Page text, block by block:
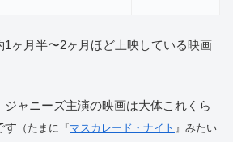
1ヶ月半〜2ヶ月ほど上映している映画
ジャニーズ主演の映画は大体これくら
す （たまに『マスカレード・ナイト 』みたい